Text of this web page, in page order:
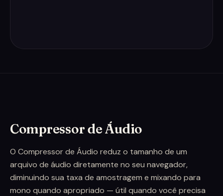
Compressor de Áudio
O Compressor de Áudio reduz o tamanho de um
arquivo de áudio diretamente no seu navegador,
diminuindo sua taxa de amostragem e mixando para
mono quando apropriado — útil quando você precisa